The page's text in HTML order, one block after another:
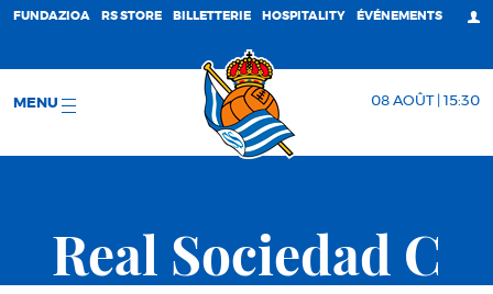
FUNDAZIOA RS STORE BILLETTERIE HOSPITALITY ÉVÉNEMENTS
MENU 08 AOÛT | 15:30
Real Sociedad C